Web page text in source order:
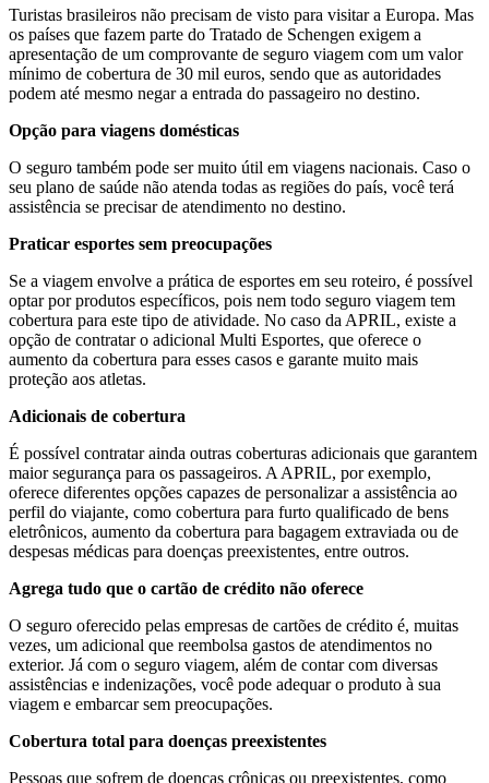
Turistas brasileiros não precisam de visto para visitar a Europa. Mas
os países que fazem parte do Tratado de Schengen exigem a
apresentação de um comprovante de seguro viagem com um valor
mínimo de cobertura de 30 mil euros, sendo que as autoridades
podem até mesmo negar a entrada do passageiro no destino.
Opção para viagens domésticas
O seguro também pode ser muito útil em viagens nacionais. Caso o
seu plano de saúde não atenda todas as regiões do país, você terá
assistência se precisar de atendimento no destino.
Praticar esportes sem preocupações
Se a viagem envolve a prática de esportes em seu roteiro, é possível
optar por produtos específicos, pois nem todo seguro viagem tem
cobertura para este tipo de atividade. No caso da APRIL, existe a
opção de contratar o adicional Multi Esportes, que oferece o
aumento da cobertura para esses casos e garante muito mais
proteção aos atletas.
Adicionais de cobertura
É possível contratar ainda outras coberturas adicionais que garantem
maior segurança para os passageiros. A APRIL, por exemplo,
oferece diferentes opções capazes de personalizar a assistência ao
perfil do viajante, como cobertura para furto qualificado de bens
eletrônicos, aumento da cobertura para bagagem extraviada ou de
despesas médicas para doenças preexistentes, entre outros.
Agrega tudo que o cartão de crédito não oferece
O seguro oferecido pelas empresas de cartões de crédito é, muitas
vezes, um adicional que reembolsa gastos de atendimentos no
exterior. Já com o seguro viagem, além de contar com diversas
assistências e indenizações, você pode adequar o produto à sua
viagem e embarcar sem preocupações.
Cobertura total para doenças preexistentes
Pessoas que sofrem de doenças crônicas ou preexistentes, como